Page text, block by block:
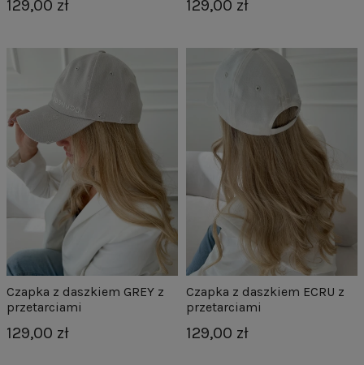
129,00 zł 129,00 zł
Czapka z daszkiem GREY z
przetarciami
129,00 zł
Czapka z daszkiem ECRU z
przetarciami
129,00 zł